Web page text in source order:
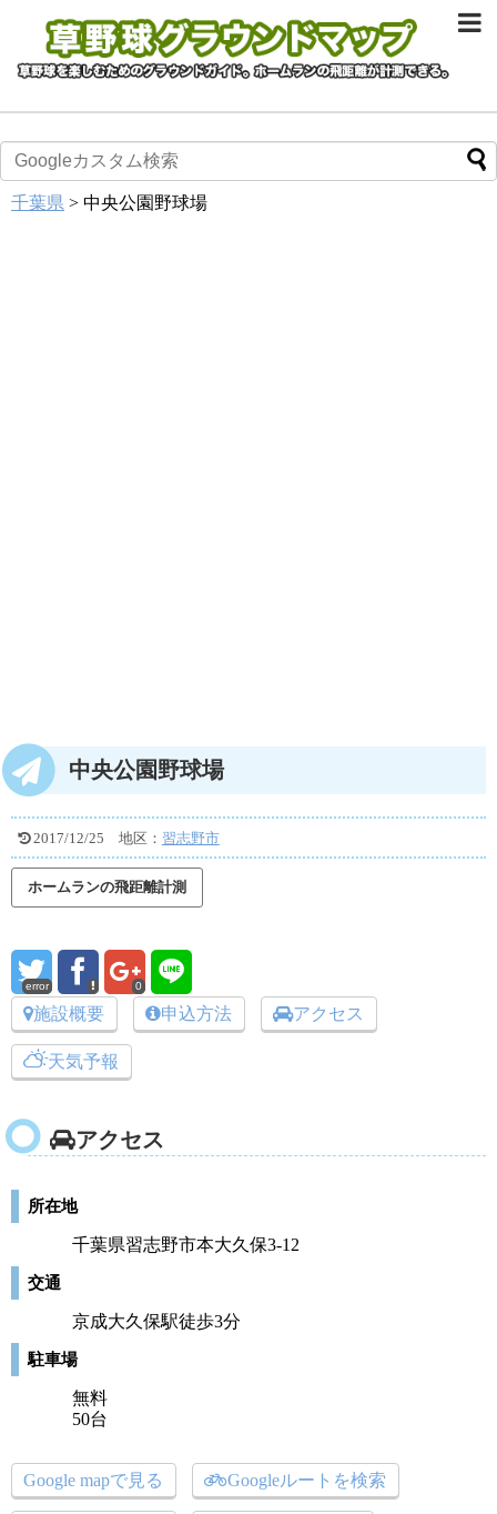
千葉県 > 中央公園野球場
中央公園野球場
2017/12/25 地区： 習志野市
error 0
施設概要 申込方法 アクセス
天気予報
アクセス
所在地
千葉県習志野市本大久保3-12
交通
京成大久保駅徒歩3分
駐車場
無料
50台
Google mapで見る Googleルートを検索